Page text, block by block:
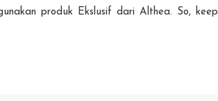
produk Ekslusif dari Althea. So, keep